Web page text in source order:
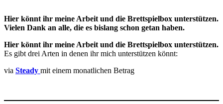
Hier könnt ihr meine Arbeit und die Brettspielbox unterstützen.
Vielen Dank an alle, die es bislang schon getan haben.
Hier könnt ihr meine Arbeit und die Brettspielbox unterstützen.
Es gibt drei Arten in denen ihr mich unterstützen könnt:
via Steady mit einem monatlichen Betrag